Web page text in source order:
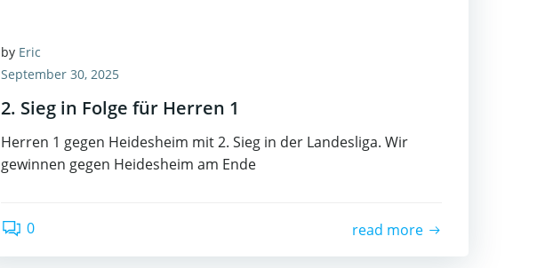
by Eric
September 30, 2025
2. Sieg in Folge für Herren 1
Herren 1 gegen Heidesheim mit 2. Sieg in der Landesliga. Wir
gewinnen gegen Heidesheim am Ende
0 read more